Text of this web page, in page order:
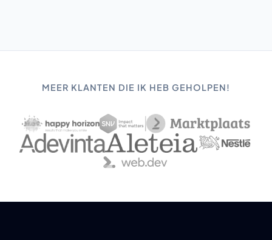
MEER KLANTEN DIE IK HEB GEHOLPEN!